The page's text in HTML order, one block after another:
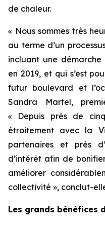
de chaleur.
« Nous sommes très
au terme d’un
incluant une
en 2019, et qui s’est
futur boulevard et
Sandra Martel,
« Depuis près de
étroitement avec la
partenaires et près
d’intérêt afin de
améliorer
collectivité », conclut-
Les grands bénéfices